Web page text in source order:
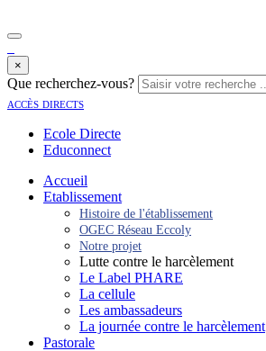
×
Que recherchez-vous?
accès directs
Ecole Directe
Educonnect
Accueil
Etablissement
Histoire de l'établissement
OGEC Réseau Eccoly
Notre projet
Lutte contre le harcèlement
Le Label PHARE
La cellule
Les ambassadeurs
La journée contre le harcèlement
Pastorale